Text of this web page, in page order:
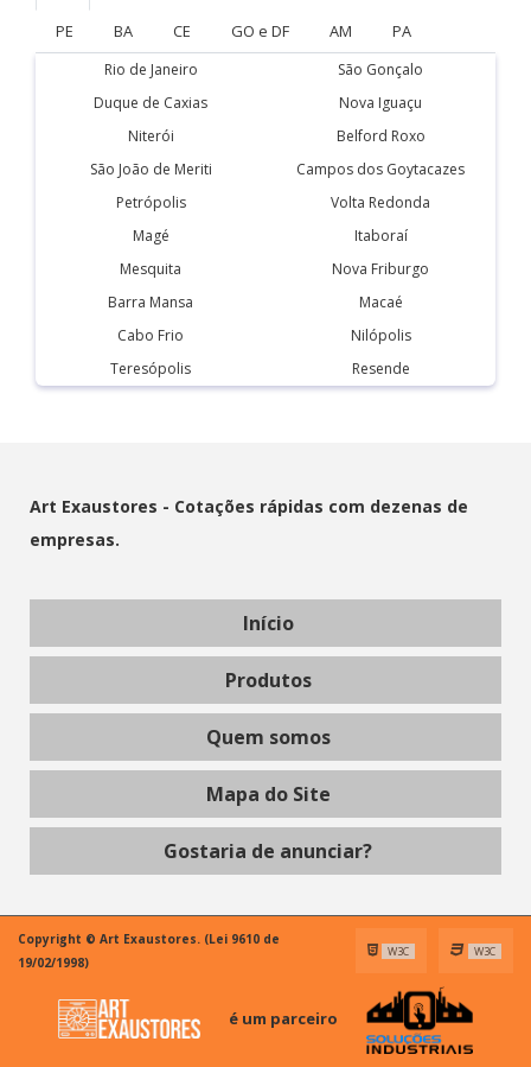
PE
BA CE GO e DF AM PA
Rio de Janeiro
São Gonçalo
Duque de Caxias
Nova Iguaçu
Niterói
Belford Roxo
São João de Meriti
Campos dos Goytacazes
Petrópolis
Volta Redonda
Magé
Itaboraí
Mesquita
Nova Friburgo
Barra Mansa
Macaé
Cabo Frio
Nilópolis
Teresópolis
Resende
Art Exaustores - Cotações rápidas com dezenas de
empresas.
Início
Produtos
Quem somos
Mapa do Site
Gostaria de anunciar?
Copyright © Art Exaustores. (Lei 9610 de
19/02/1998)
W3C W3C
é um parceiro